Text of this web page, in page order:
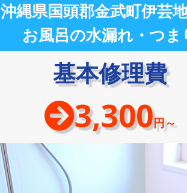
沖縄県国頭郡金武町伊芸
お風呂の水漏れ・つま
基本修理費
3,300円～